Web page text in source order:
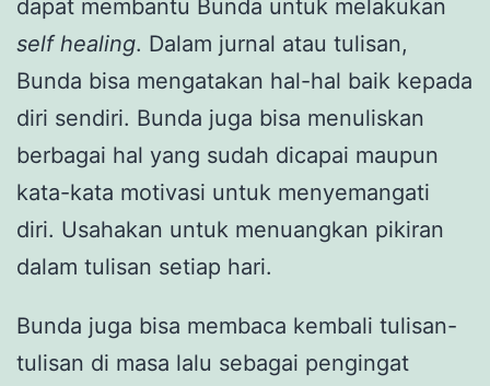
dapat membantu Bunda untuk melakukan
self healing. Dalam jurnal atau tulisan,
Bunda bisa mengatakan hal-hal baik kepada
diri sendiri. Bunda juga bisa menuliskan
berbagai hal yang sudah dicapai maupun
kata-kata motivasi untuk menyemangati
diri. Usahakan untuk menuangkan pikiran
dalam tulisan setiap hari.
Bunda juga bisa membaca kembali tulisan-
tulisan di masa lalu sebagai pengingat